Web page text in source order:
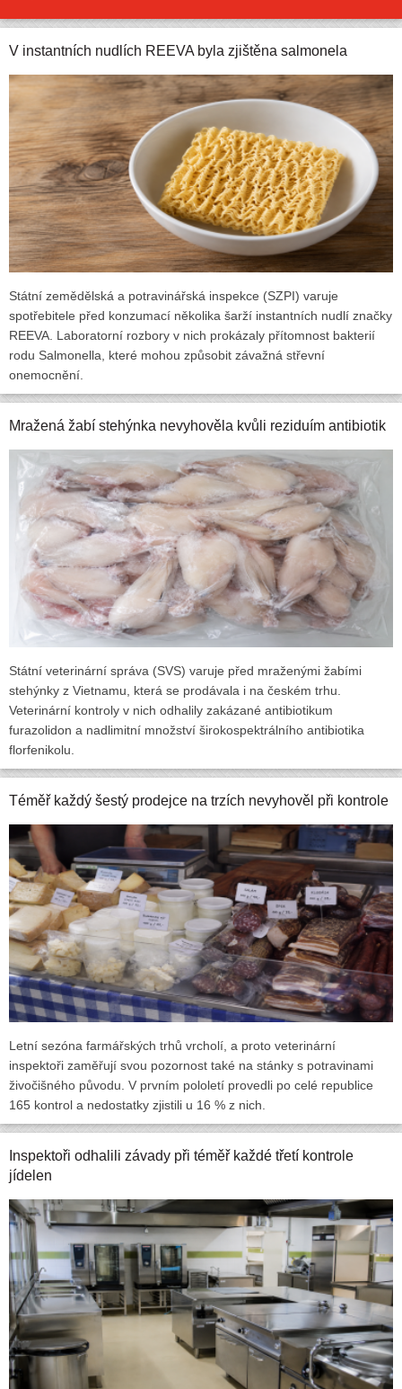
V instantních nudlích REEVA byla zjištěna salmonela
Státní zemědělská a potravinářská inspekce (SZPI) varuje
spotřebitele před konzumací několika šarží instantních nudlí značky
REEVA. Laboratorní rozbory v nich prokázaly přítomnost bakterií
rodu Salmonella, které mohou způsobit závažná střevní
onemocnění.
Mražená žabí stehýnka nevyhověla kvůli reziduím antibiotik
Státní veterinární správa (SVS) varuje před mraženými žabími
stehýnky z Vietnamu, která se prodávala i na českém trhu.
Veterinární kontroly v nich odhalily zakázané antibiotikum
furazolidon a nadlimitní množství širokospektrálního antibiotika
florfenikolu.
Téměř každý šestý prodejce na trzích nevyhověl při kontrole
Letní sezóna farmářských trhů vrcholí, a proto veterinární
inspektoři zaměřují svou pozornost také na stánky s potravinami
živočišného původu. V prvním pololetí provedli po celé republice
165 kontrol a nedostatky zjistili u 16 % z nich.
Inspektoři odhalili závady při téměř každé třetí kontrole
jídelen